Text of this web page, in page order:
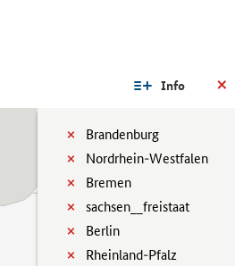
Info
Brandenburg
Nordrhein-Westfalen
Bremen
sachsen__freistaat
Berlin
Rheinland-Pfalz